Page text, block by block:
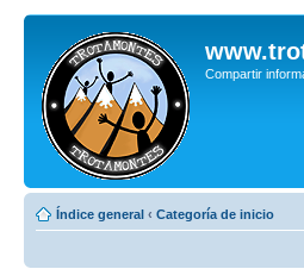
Compartir
Índice general ‹ Categoría de inicio